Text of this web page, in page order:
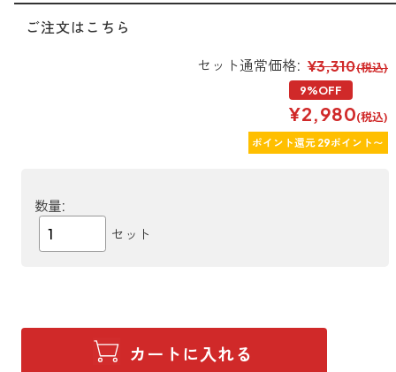
ご注文はこちら
セット通常価格: ¥3,310(税込)
9%OFF
¥2,980(税込)
ポイント還元 29ポイント〜
数量:
セット